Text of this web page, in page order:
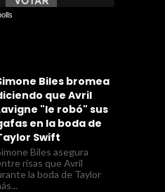
Biles bromea
que Avril
"le robó" sus
en la boda de
Swift
Biles asegura
risas que Avril
la boda de Taylor